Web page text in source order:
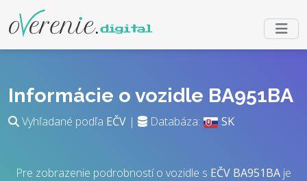
Informácie o vozidle BA951BA
Vyhľadané podľa EČV | Databáza: SK
Pre zobrazenie podrobností o vozidle s EČV BA951BA je